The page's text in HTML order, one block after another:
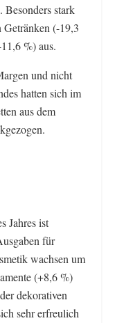
stark
(-19,3
%) aus.
und nicht
hatten sich im
aus dem
Jahres ist
für
wachsen um
(+8,6 %)
dekorativen
sehr erfreulich